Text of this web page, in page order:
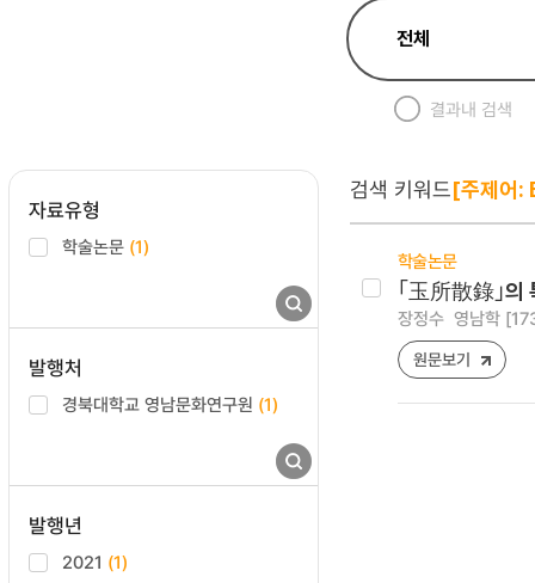
결과내 검색
자료유형
학술논문 (1)
발행처
경북대학교 영남문화연구원 (1)
발행년
2021 (1)
검색 키워드[주제어
학술논문
｢玉所散錄｣의
장정수 영남학
원문보기